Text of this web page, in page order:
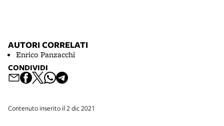
AUTORI CORRELATI
Enrico Panzacchi
CONDIVIDI
Contenuto inserito il 2 dic 2021